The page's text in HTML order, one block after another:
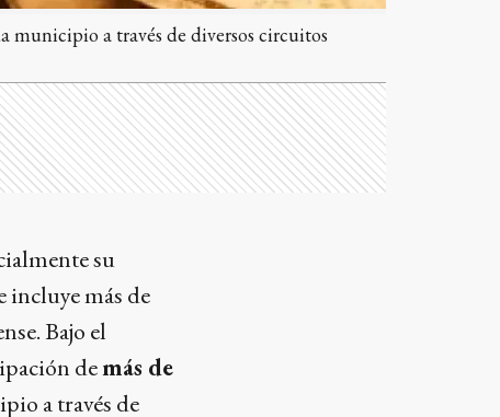
municipio a través de diversos circuitos
su
incluye más de
Bajo el
demás de
a través de